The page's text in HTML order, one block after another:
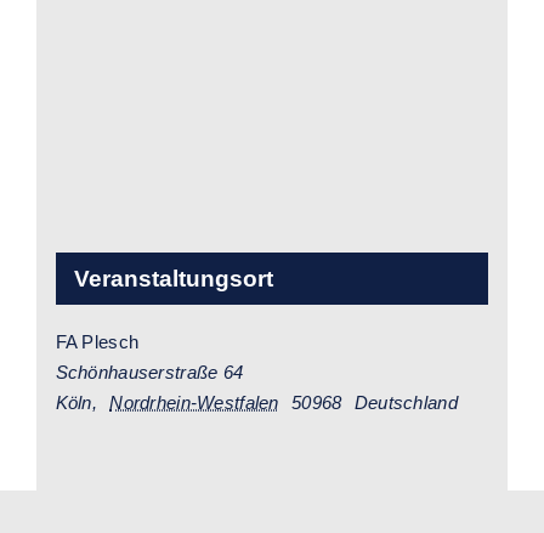
Veranstaltungsort
FA Plesch
Schönhauserstraße 64
Köln, Nordrhein-Westfalen 50968 Deutschland